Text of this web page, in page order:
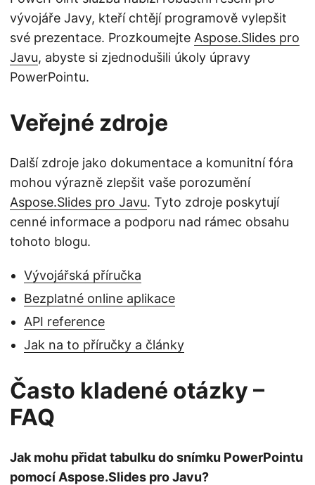
vývojáře Javy, kteří chtějí programově vylepšit
své prezentace. Prozkoumejte Aspose.Slides pro
Javu, abyste si zjednodušili úkoly úpravy
PowerPointu.
Veřejné zdroje
Další zdroje jako dokumentace a komunitní fóra
mohou výrazně zlepšit vaše porozumění
Aspose.Slides pro Javu. Tyto zdroje poskytují
cenné informace a podporu nad rámec obsahu
tohoto blogu.
Vývojářská příručka
Bezplatné online aplikace
API reference
Jak na to příručky a články
Často kladené otázky –
FAQ
Jak mohu přidat tabulku do snímku PowerPointu
pomocí Aspose.Slides pro Javu?